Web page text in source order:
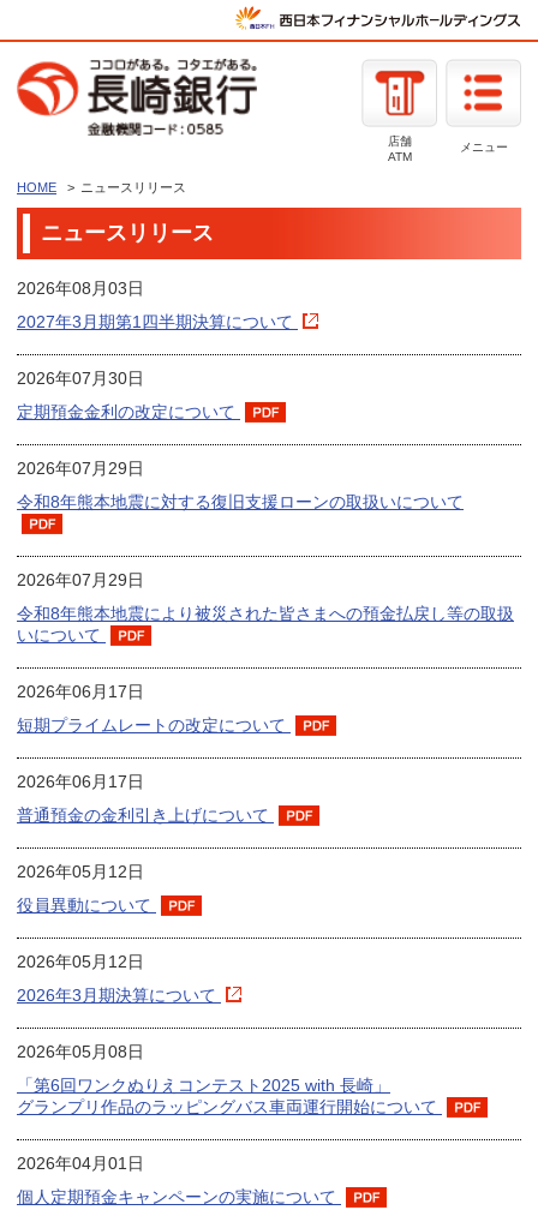
店舗
ATM
メニュー
HOME ニュースリリース
ニュースリリース
2026年08月03日
2027年3月期第1四半期決算について
2026年07月30日
定期預金金利の改定について
2026年07月29日
令和8年熊本地震に対する復旧支援ローンの取扱いについて
2026年07月29日
令和8年熊本地震により被災された皆さまへの預金払戻し等の取扱
いについて
2026年06月17日
短期プライムレートの改定について
2026年06月17日
普通預金の金利引き上げについて
2026年05月12日
役員異動について
2026年05月12日
2026年3月期決算について
2026年05月08日
「第6回ワンクぬりえコンテスト2025 with 長崎」
グランプリ作品のラッピングバス車両運行開始について
2026年04月01日
個人定期預金キャンペーンの実施について